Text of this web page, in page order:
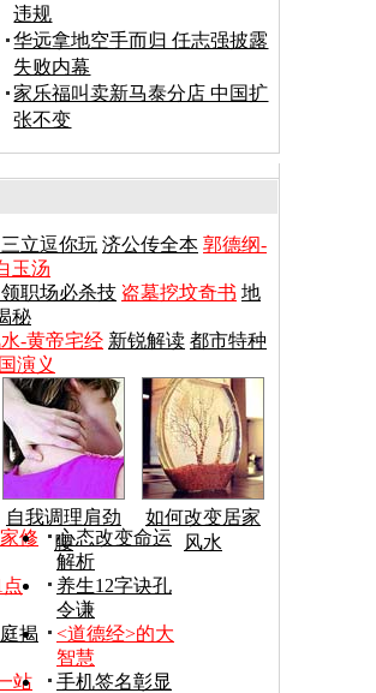
违规
华远拿地空手而归 任志强披露
失败内幕
家乐福叫卖新马泰分店 中国扩
张不变
立逗你玩 济公传全本 郭德纲-
玉汤
职场必杀技 盗墓挖坟奇书 地
秘
-黄帝宅经 新锐解读 都市特种
演义
自我调理肩劲
腰
如何改变居家
风水
修
心态改变命运
解析
养生12字诀孔
令谦
揭
<道德经>的大
智慧
站
手机签名彰显